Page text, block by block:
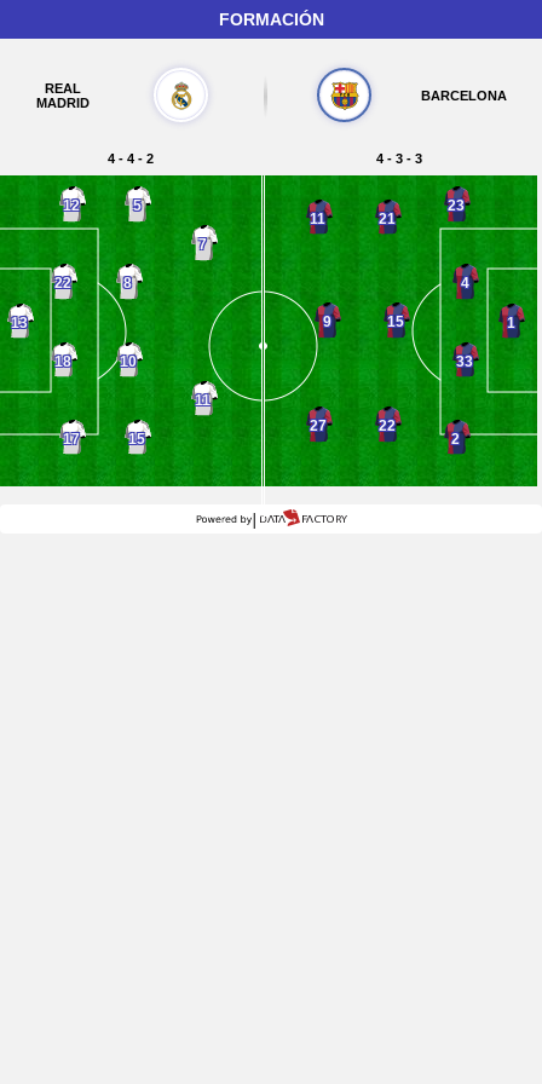
FORMACIÓN
REAL
MADRID
BARCELONA
4 - 4 - 2
13
12
22
18
17
5
8
10
15
7
11
4 - 3 - 3
1
23
4
33
2
21
15
22
11
9
27